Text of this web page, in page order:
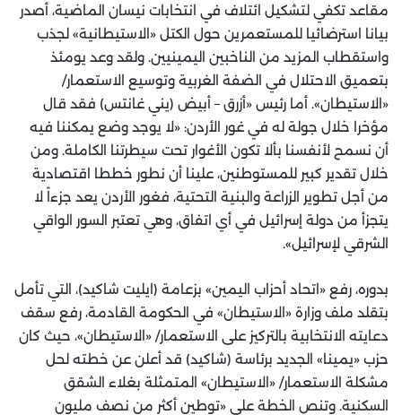
مقاعد تكفي لتشكيل ائتلاف في انتخابات نيسان الماضية، أصدر
بيانا استرضائيا للمستعمرين حول الكتل «الاستيطانية» لجذب
واستقطاب المزيد من الناخبين اليمينيين. ولقد وعد يومئذ
بتعميق الاحتلال في الضفة الغربية وتوسيع الاستعمار/
«الاستيطان». أما رئيس «أزرق – أبيض (يني غانتس) فقد قال
مؤخرا خلال جولة له في غور الأردن: «لا يوجد وضع يمكننا فيه
أن نسمح لأنفسنا بألا تكون الأغوار تحت سيطرتنا الكاملة. ومن
خلال تقدير كبير للمستوطنين، علينا أن نطور خططا اقتصادية
من أجل تطوير الزراعة والبنية التحتية، فغور الأردن يعد جزءاً لا
يتجزأ من دولة إسرائيل في أي اتفاق، وهي تعتبر السور الواقي
الشرقي لإسرائيل».
بدوره، رفع «اتحاد أحزاب اليمين» بزعامة (ايليت شاكيد)، التي تأمل
بتقلد ملف وزارة «الاستيطان» في الحكومة القادمة، رفع سقف
دعايته الانتخابية بالتركيز على الاستعمار/ «الاستيطان»، حيث كان
حزب «يمينا» الجديد برئاسة (شاكيد) قد أعلن عن خطته لحل
مشكلة الاستعمار/ «الاستيطان» المتمثلة بغلاء الشقق
السكنية. وتنص الخطة على «توطين أكثر من نصف مليون